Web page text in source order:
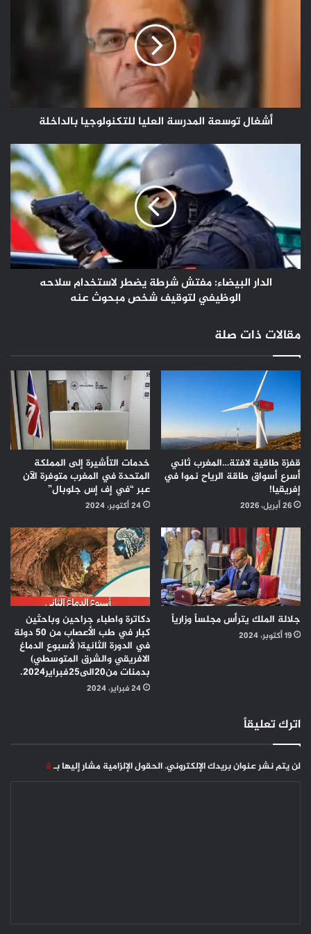
أشغال توسعة المدرسة العليا للتكنولوجيا بالداخلة
لاستخدام
سلاحه
الوظيفي
لتوقيف
الدار البيضاء: مفتش شرطة يضطر لاستخدام سلاحه
الوظيفي لتوقيف شخص مبحوث عنه
مقالات ذات صلة
قفزة طاقية لافتة…المغرب ثاني
أسرع أسواق طاقة الرياح نموا في
إفريقيا!
26 أبريل، 2026
خدمات التأشيرة إلى المملكة
المتحدة في المغرب متوفرة الآن
عبر “في إف إس جلوبال”
24 أكتوبر، 2024
جلالة الملك يترأس مجلساً وزارياً
19 أكتوبر، 2024
دكاترة واطباء جراحين وباحثين
كبار في طب الأعصاب من 50 دولة
في الدورة الثانية( لأسبوع الدماغ
الافريقي والشرق المتوسطي)
بدمنات من20الى25فبراير2024.
24 فبراير، 2024
اترك تعليقاً
لن يتم نشر عنوان بريدك الإلكتروني.الحقول الإلزامية مشار إليها بـ*